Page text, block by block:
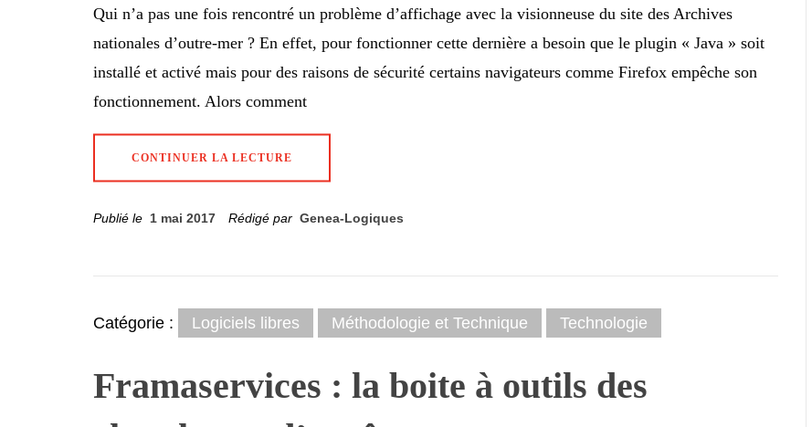
Qui n’a pas une fois rencontré un problème d’affichage avec la visionneuse du site des Archives
nationales d’outre-mer ? En effet, pour fonctionner cette dernière a besoin que le plugin « Java » soit
installé et activé mais pour des raisons de sécurité certains navigateurs comme Firefox empêche son
fonctionnement. Alors comment
CONTINUER LA LECTURE
Publié le 1 mai 2017 Rédigé par Genea-Logiques
Catégorie : Logiciels libres Méthodologie et Technique Technologie
Framaservices : la boite à outils des